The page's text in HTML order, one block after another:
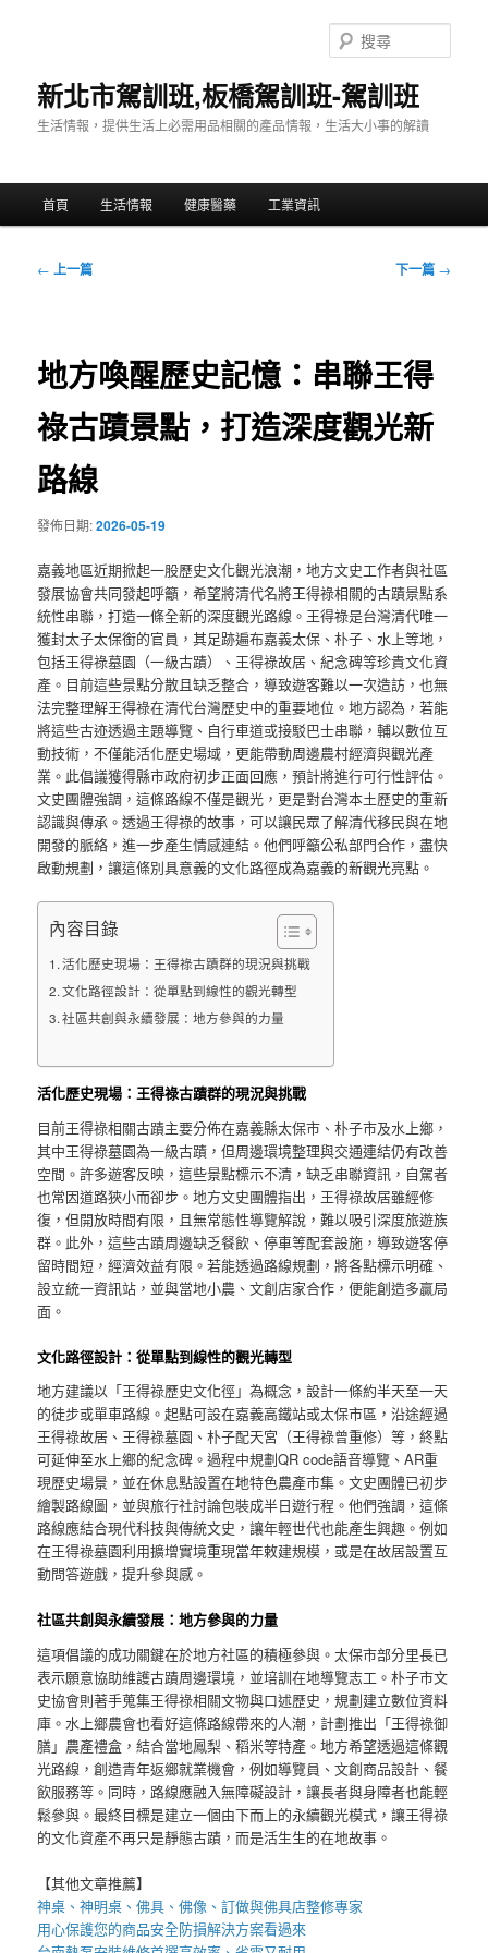
新北市駕訓班,板橋駕訓班-駕訓班
生活情報，提供生活上必需用品相關的產品情報，生活大小事的解讀
尋
首頁 生活情報 健康醫藥 工業資訊
文
← 上一篇 下一篇 →
地方喚醒歷史記憶：串聯王得
祿古蹟景點，打造深度觀光新
路線
發佈日期:2026-05-19
嘉義地區近期掀起一股歷史文化觀光浪潮，地方文史工作者與社區
發展協會共同發起呼籲，希望將清代名將王得祿相關的古蹟景點系
統性串聯，打造一條全新的深度觀光路線。王得祿是台灣清代唯一
獲封太子太保銜的官員，其足跡遍布嘉義太保、朴子、水上等地，
包括王得祿墓園（一級古蹟）、王得祿故居、紀念碑等珍貴文化資
產。目前這些景點分散且缺乏整合，導致遊客難以一次造訪，也無
法完整理解王得祿在清代台灣歷史中的重要地位。地方認為，若能
將這些古迹透過主題導覽、自行車道或接駁巴士串聯，輔以數位互
動技術，不僅能活化歷史場域，更能帶動周邊農村經濟與觀光產
業。此倡議獲得縣市政府初步正面回應，預計將進行可行性評估。
文史團體強調，這條路線不僅是觀光，更是對台灣本土歷史的重新
認識與傳承。透過王得祿的故事，可以讓民眾了解清代移民與在地
開發的脈絡，進一步產生情感連結。他們呼籲公私部門合作，盡快
啟動規劃，讓這條別具意義的文化路徑成為嘉義的新觀光亮點。
內容目錄
活化歷史現場：王得祿古蹟群的現況與挑戰
文化路徑設計：從單點到線性的觀光轉型
社區共創與永續發展：地方參與的力量
活化歷史現場：王得祿古蹟群的現況與挑戰
目前王得祿相關古蹟主要分佈在嘉義縣太保市、朴子市及水上鄉，
其中王得祿墓園為一級古蹟，但周邊環境整理與交通連結仍有改善
空間。許多遊客反映，這些景點標示不清，缺乏串聯資訊，自駕者
也常因道路狹小而卻步。地方文史團體指出，王得祿故居雖經修
復，但開放時間有限，且無常態性導覽解說，難以吸引深度旅遊族
群。此外，這些古蹟周邊缺乏餐飲、停車等配套設施，導致遊客停
留時間短，經濟效益有限。若能透過路線規劃，將各點標示明確、
設立統一資訊站，並與當地小農、文創店家合作，便能創造多贏局
面。
文化路徑設計：從單點到線性的觀光轉型
地方建議以「王得祿歷史文化徑」為概念，設計一條約半天至一天
的徒步或單車路線。起點可設在嘉義高鐵站或太保市區，沿途經過
王得祿故居、王得祿墓園、朴子配天宮（王得祿曾重修）等，終點
可延伸至水上鄉的紀念碑。過程中規劃QR code語音導覽、AR重
現歷史場景，並在休息點設置在地特色農產市集。文史團體已初步
繪製路線圖，並與旅行社討論包裝成半日遊行程。他們強調，這條
路線應結合現代科技與傳統文史，讓年輕世代也能產生興趣。例如
在王得祿墓園利用擴增實境重現當年敕建規模，或是在故居設置互
動問答遊戲，提升參與感。
社區共創與永續發展：地方參與的力量
這項倡議的成功關鍵在於地方社區的積極參與。太保市部分里長已
表示願意協助維護古蹟周邊環境，並培訓在地導覽志工。朴子市文
史協會則著手蒐集王得祿相關文物與口述歷史，規劃建立數位資料
庫。水上鄉農會也看好這條路線帶來的人潮，計劃推出「王得祿御
膳」農產禮盒，結合當地鳳梨、稻米等特產。地方希望透過這條觀
光路線，創造青年返鄉就業機會，例如導覽員、文創商品設計、餐
飲服務等。同時，路線應融入無障礙設計，讓長者與身障者也能輕
鬆參與。最終目標是建立一個由下而上的永續觀光模式，讓王得祿
的文化資產不再只是靜態古蹟，而是活生生的在地故事。
【其他文章推薦】
神桌、神明桌 、佛具 、佛像、訂做與佛具店整修專家
用心保護您的商品安全防損解決方案看過來